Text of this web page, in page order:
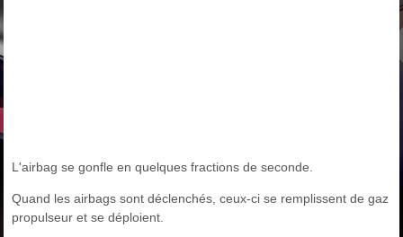
L'airbag se gonfle en quelques fractions de seconde.
Quand les airbags sont déclenchés, ceux-ci se remplissent de gaz
propulseur et se déploient.